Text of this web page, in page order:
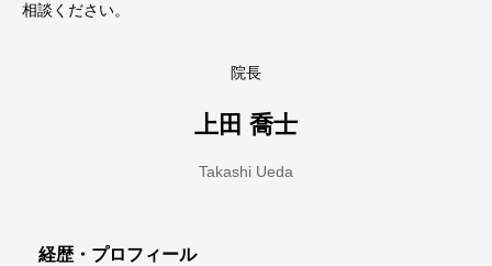
相談ください。
院長
上田 喬士
Takashi Ueda
経歴・プロフィール